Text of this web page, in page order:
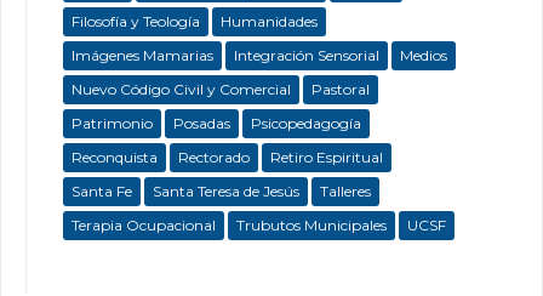
Filosofía y Teología
Humanidades
Imágenes Mamarias
Integración Sensorial
Medios
Nuevo Código Civil y Comercial
Pastoral
Patrimonio
Posadas
Psicopedagogía
Reconquista
Rectorado
Retiro Espiritual
Santa Fe
Santa Teresa de Jesús
Talleres
Terapia Ocupacional
Trubutos Municipales UCSF